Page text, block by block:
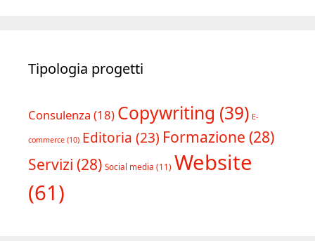
Consulenza(18)Copywriting(39) E-
commerce(10) Editoria(23) Formazione(28)
Servizi